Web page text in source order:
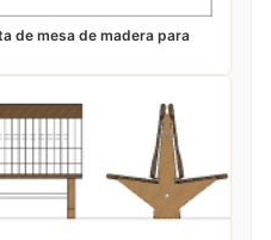
de mesa de madera para